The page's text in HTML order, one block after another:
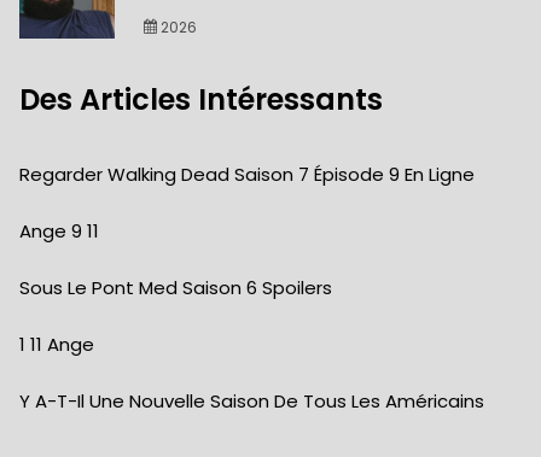
2026
Des Articles Intéressants
Regarder Walking Dead Saison 7 Épisode 9 En Ligne
Ange 9 11
Sous Le Pont Med Saison 6 Spoilers
1 11 Ange
Y A-T-Il Une Nouvelle Saison De Tous Les Américains